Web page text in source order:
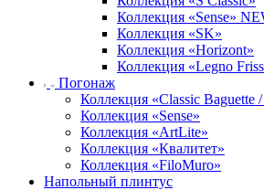
Коллекция «Sense»
Коллекция «SK»
Коллекция «Horizont»
Коллекция «Legno
Погонаж
Коллекция «Classic Baguette
Коллекция «Sense»
Коллекция «ArtLite»
Коллекция «Квалитет»
Коллекция «FiloMuro»
Напольный плинтус